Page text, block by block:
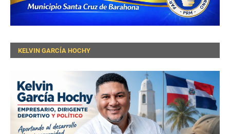
KELVIN GARCÍA HOCHY